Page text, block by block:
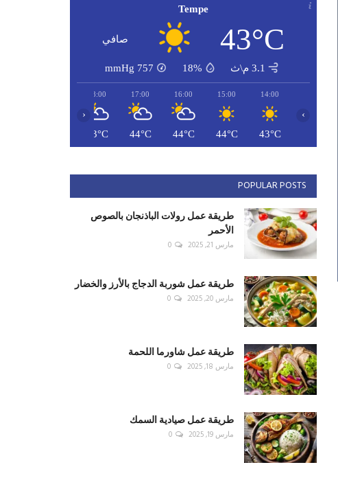
Tempe
43°C صافي
3.1 م\ث 18%
757
mmHg
14:00
43°C
15:00
44°C
16:00
44°C
17:00
44°C
18:00
43°C
‹ ›
POPULAR POSTS
طريقة عمل رولات الباذنجان بالصوص
الأحمر
مارس 21, 2025 0
طريقة عمل شوربة الدجاج بالأرز والخضار
مارس 20, 2025 0
طريقة عمل شاورما اللحمة
مارس 18, 2025 0
طريقة عمل صيادية السمك
مارس 19, 2025 0